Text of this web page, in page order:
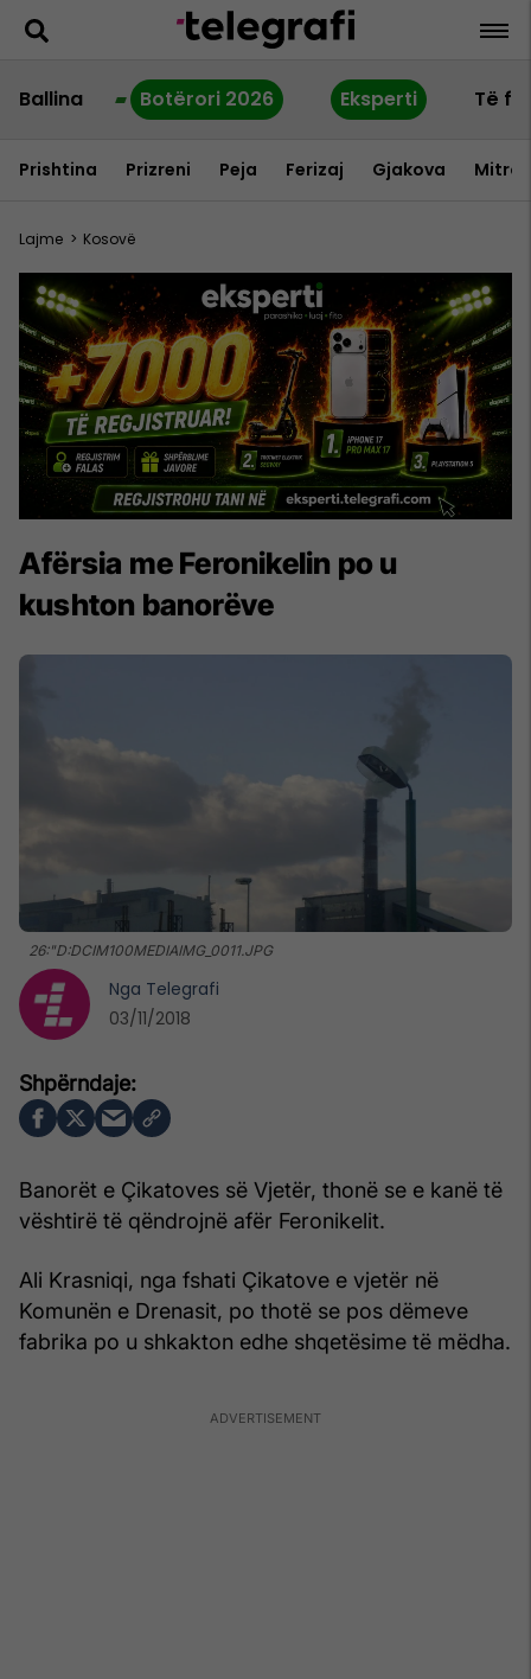
Ballina Botërori 2026 Eksperti Të
Prishtina Prizreni Peja Ferizaj Gjakova
Lajme > Kosovë
Afërsia me Feronikelin po u
kushton banorëve
26:"D:DCIM100MEDIAIMG_0011.JPG
Banorët e Çikatoves së Vjetër, thonë se e kanë të
vështirë të qëndrojnë afër Feronikelit.
Ali Krasniqi, nga fshati Çikatove e vjetër në
Komunën e Drenasit, po thotë se pos dëmeve
fabrika po u shkakton edhe shqetësime të mëdha.
Nga Telegrafi
03/11/2018